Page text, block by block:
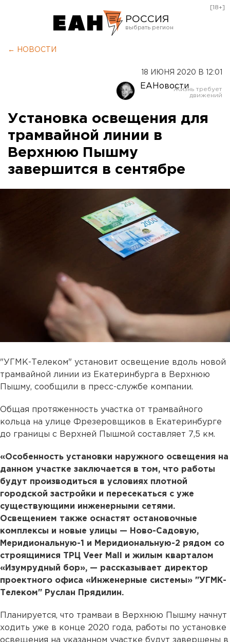
РОССИЯ
Оренбург
[18+]
← НОВОСТИ
18 ИЮНЯ 2020 В 12:01
ЕАНовости
Установка освещения для
трамвайной линии в
Верхнюю Пышму
завершится в сентябре
"УГМК-Телеком" установит освещение вдоль новой
трамвайной линии из Екатеринбурга в Верхнюю
Пышму, сообщили в пресс-службе компании.
Общая протяженность участка от трамвайного
кольца на улице Фрезеровщиков в Екатеринбурге
до границы с Верхней Пышмой составляет 7,5 км.
«Особенность установки наружного освещения на
данном участке заключается в том, что работы
будут производиться в условиях плотной
городской застройки и пересекаться с уже
существующими инженерными сетями.
Освещением также оснастят остановочные
комплексы и новые улицы — Ново-Садовую,
Меридиональную-1 и Меридиональную-2 рядом со
строящимися ТРЦ Veer Mall и жилым кварталом
«Изумрудный бор», — рассказывает директор
проектного офиса «Инженерные системы» "УГМК-
Телеком" Руслан Прядилин.
Планируется, что трамваи в Верхнюю Пышму начнут
ходить уже в конце 2020 года, работы по установке
освещения на указанном участке будут завершены в